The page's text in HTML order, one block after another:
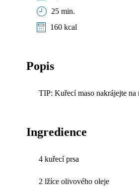
25 min.
160 kcal
Popis
TIP: Kuřecí maso nakrájejte na
Ingredience
4 kuřecí prsa
2 lžíce olivového oleje